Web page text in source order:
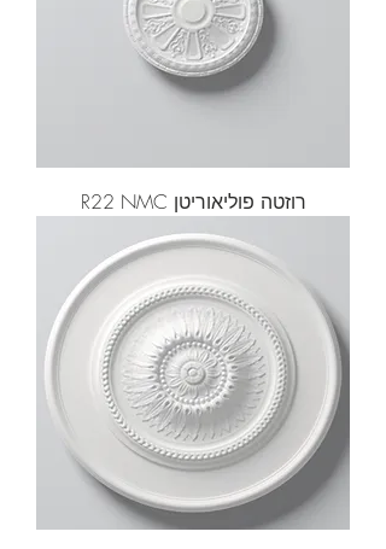
רוזטה פוליאוריטן R22 NMC